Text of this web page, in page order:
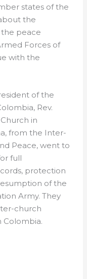
states of the
the
peace
Forces of
with the
of the
Rev.
in
from the Inter-
Peace, went to
full
protection
of the
Army. They
church
Colombia.